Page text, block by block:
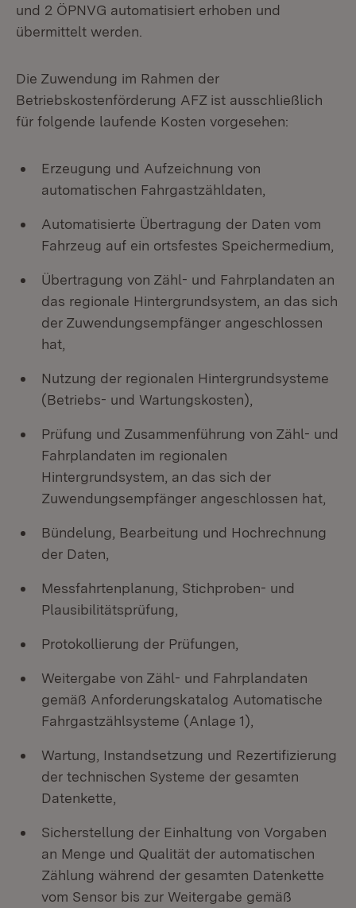
und 2 ÖPNVG automatisiert erhoben und
übermittelt werden.
Die Zuwendung im Rahmen der
Betriebskostenförderung AFZ ist ausschließlich
für folgende laufende Kosten vorgesehen:
Erzeugung und Aufzeichnung von
automatischen Fahrgastzähldaten,
Automatisierte Übertragung der Daten vom
Fahrzeug auf ein ortsfestes Speichermedium,
Übertragung von Zähl- und Fahrplandaten an
das regionale Hintergrundsystem, an das sich
der Zuwendungsempfänger angeschlossen
hat,
Nutzung der regionalen Hintergrundsysteme
(Betriebs- und Wartungskosten),
Prüfung und Zusammenführung von Zähl- und
Fahrplandaten im regionalen
Hintergrundsystem, an das sich der
Zuwendungsempfänger angeschlossen hat,
Bündelung, Bearbeitung und Hochrechnung
der Daten,
Messfahrtenplanung, Stichproben- und
Plausibilitätsprüfung,
Protokollierung der Prüfungen,
Weitergabe von Zähl- und Fahrplandaten
gemäß Anforderungskatalog Automatische
Fahrgastzählsysteme (Anlage 1),
Wartung, Instandsetzung und Rezertifizierung
der technischen Systeme der gesamten
Datenkette,
Sicherstellung der Einhaltung von Vorgaben
an Menge und Qualität der automatischen
Zählung während der gesamten Datenkette
vom Sensor bis zur Weitergabe gemäß